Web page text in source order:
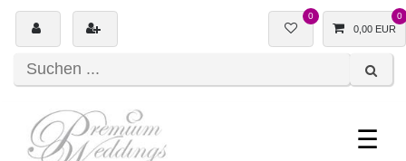
0 0
0,00 EUR
☰